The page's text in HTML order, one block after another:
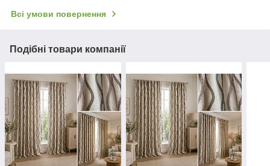
Всі умови повернення
Подібні товари компанії